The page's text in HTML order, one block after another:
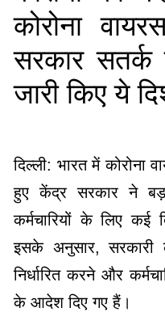
कोरोना
सरकार सतर्क
जारी किए ये
दिल्ली: भारत में
हुए केंद्र सरकार ने
कर्मचारियों के लिए कई
इसके अनुसार, सरकारी
निर्धारित करने और
के आदेश दिए गए हैं।